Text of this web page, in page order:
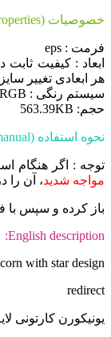
خصوصیات (properties):
فرمت : eps
ابعاد : کیفیت ثابت
هر ابعادی تغییر
سیستم رنگی : RGB
حجم: 563.39KB
نحوه استفاده (user manual):
توجه : اگر هنگام
مواجه شدید، آن را
باز کرده و سپس با
English description:
with star design
redirect
یونیکورن کارتونی